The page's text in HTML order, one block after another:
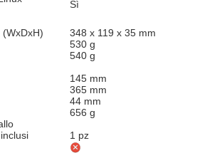
Sì
348 x 119 x 35 mm
530 g
540 g
145 mm
365 mm
44 mm
656 g
1 pz